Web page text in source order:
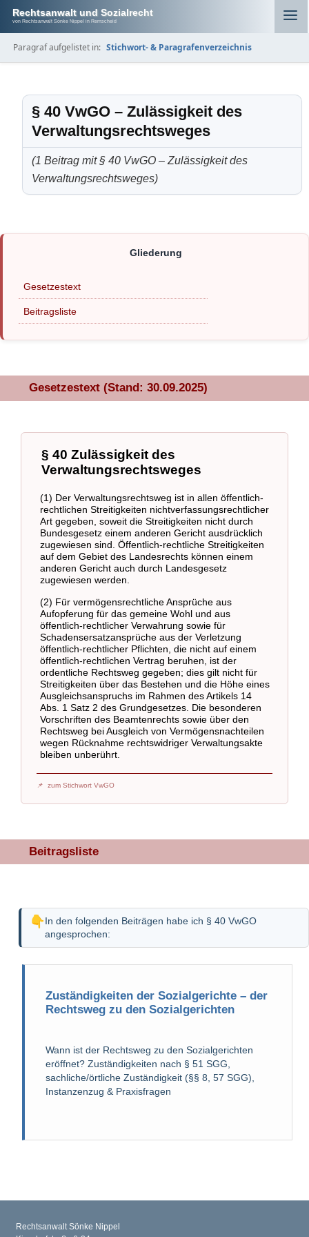
Rechtsanwalt und Sozialrecht
von Rechtsanwalt Sönke Nippel in Remscheid
Paragraf aufgelistet in: Stichwort- & Paragrafenverzeichnis
§ 40 VwGO – Zulässigkeit des
Verwaltungsrechtsweges
(1 Beitrag mit § 40 VwGO – Zulässigkeit des
Verwaltungsrechtsweges)
Gesetzestext
Beitragsliste
Gesetzestext (Stand: 30.09.2025)
§ 40 Zulässigkeit des
Verwaltungsrechtsweges
(1) Der Verwaltungsrechtsweg ist in allen öffentlich-
rechtlichen Streitigkeiten nichtverfassungsrechtlicher
Art gegeben, soweit die Streitigkeiten nicht durch
Bundesgesetz einem anderen Gericht ausdrücklich
zugewiesen sind. Öffentlich-rechtliche Streitigkeiten
auf dem Gebiet des Landesrechts können einem
anderen Gericht auch durch Landesgesetz
zugewiesen werden.
(2) Für vermögensrechtliche Ansprüche aus
Aufopferung für das gemeine Wohl und aus
öffentlich-rechtlicher Verwahrung sowie für
Schadensersatzansprüche aus der Verletzung
öffentlich-rechtlicher Pflichten, die nicht auf einem
öffentlich-rechtlichen Vertrag beruhen, ist der
ordentliche Rechtsweg gegeben; dies gilt nicht für
Streitigkeiten über das Bestehen und die Höhe eines
Ausgleichsanspruchs im Rahmen des Artikels 14
Abs. 1 Satz 2 des Grundgesetzes. Die besonderen
Vorschriften des Beamtenrechts sowie über den
Rechtsweg bei Ausgleich von Vermögensnachteilen
wegen Rücknahme rechtswidriger Verwaltungsakte
bleiben unberührt.
zum Stichwort VwGO
Beitragsliste
In den folgenden Beiträgen habe ich § 40 VwGO
angesprochen:
Zuständigkeiten der Sozialgerichte – der
Rechtsweg zu den Sozialgerichten
Wann ist der Rechtsweg zu den Sozialgerichten
eröffnet? Zuständigkeiten nach § 51 SGG,
sachliche/örtliche Zuständigkeit (§§ 8, 57 SGG),
Instanzenzug & Praxisfragen
Rechtsanwalt Sönke Nippel